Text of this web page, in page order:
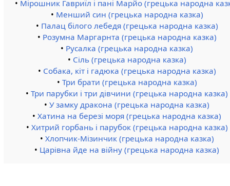
• Мірошник Гавриїл і пані Марйо (грецька народна
• Менший син (грецька народна казка)
• Палац білого лебедя (грецька народна казка)
• Розумна Маргарнта (грецька народна казка)
• Русалка (грецька народна казка)
• Сіль (грецька народна казка)
• Собака, кіт і гадюка (грецька народна казка)
• Три брати (грецька народна казка)
•Три парубки і три дівчини (грецька народна казка)
•У замку дракона (грецька народна казка)
•Хатина на березі моря (грецька народна казка)
• Хитрий горбань і парубок (грецька народна казка)
• Хлопчик-Мізинчик (грецька народна казка)
• Царівна йде на війну (грецька народна казка)